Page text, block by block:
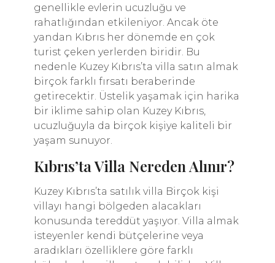
genellikle evlerin ucuzluğu ve
rahatlığından etkileniyor. Ancak öte
yandan Kıbrıs her dönemde en çok
turist çeken yerlerden biridir. Bu
nedenle Kuzey Kıbrıs’ta villa satın almak
birçok farklı fırsatı beraberinde
getirecektir. Üstelik yaşamak için harika
bir iklime sahip olan Kuzey Kıbrıs,
ucuzluğuyla da birçok kişiye kaliteli bir
yaşam sunuyor.
Kıbrıs’ta Villa Nereden Alınır?
Kuzey Kıbrıs’ta satılık villa Birçok kişi
villayı hangi bölgeden alacakları
konusunda tereddüt yaşıyor. Villa almak
isteyenler kendi bütçelerine veya
aradıkları özelliklere göre farklı